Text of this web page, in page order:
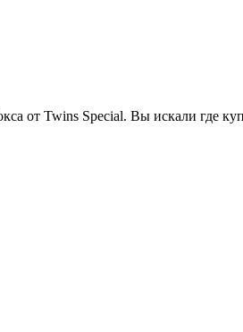
от Twins Special. Вы искали где